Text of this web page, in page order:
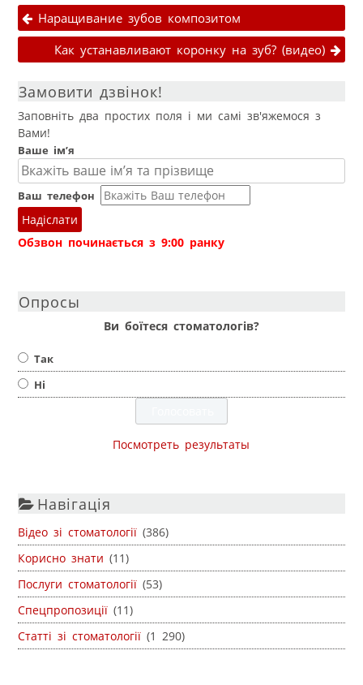
Навігація публікаціями
Наращивание зубов композитом
Как устанавливают коронку на зуб? (видео)
Замовити дзвінок!
Заповніть два простих поля і ми самі зв'яжемося з
Вами!
Ваше ім’я
Ваш телефон
Надіслати
Обзвон починається з 9:00 ранку
Опросы
Ви боїтеся стоматологів?
Так
Ні
Посмотреть результаты
Навігація
Відео зі стоматології (386)
Корисно знати (11)
Послуги стоматології (53)
Спецпропозиції (11)
Статті зі стоматології (1 290)